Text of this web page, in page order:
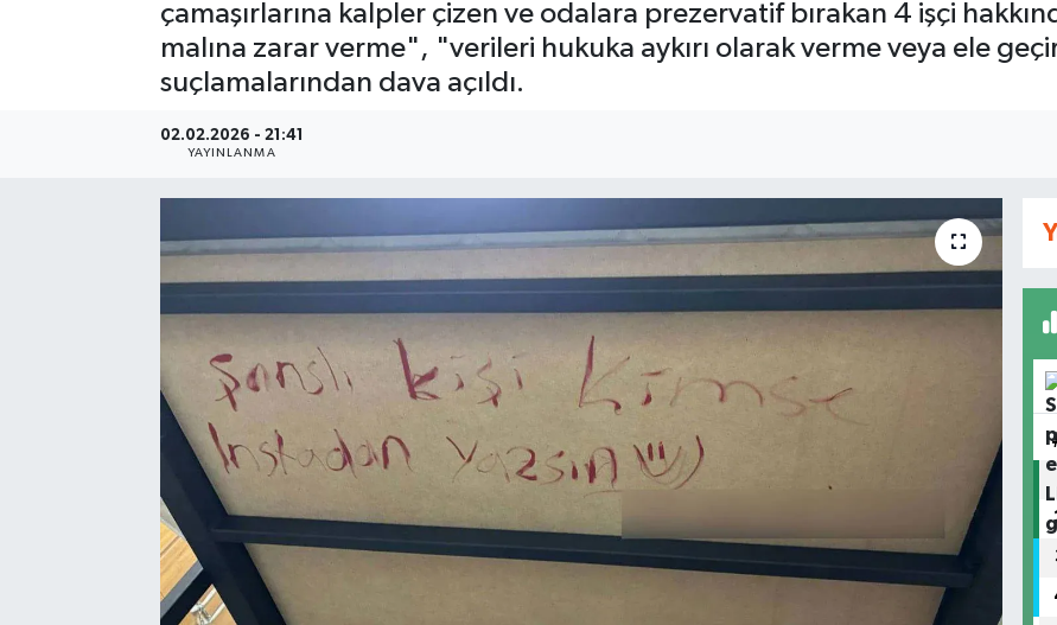
çamaşırlarına kalpler çizen ve odalara prezervatif bırakan 4 işçi
malına zarar verme", "verileri hukuka aykırı olarak verme veya ele
suçlamalarından dava açıldı.
02.02.2026 - 21:41
YAYINLANMA